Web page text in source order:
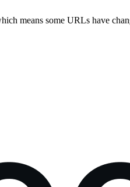
means some URLs have